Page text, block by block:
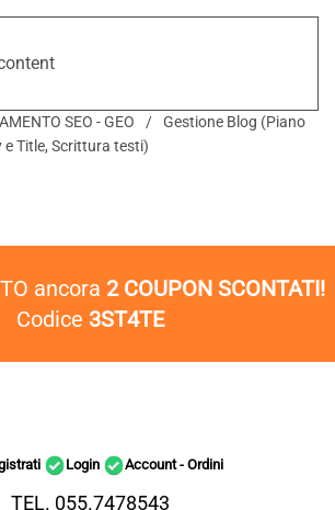
SEO - GEO
Gestione Blog (Piano
e Title, Scrittura testi)
ancora 2 COUPON SCONTATI!
Codice 3ST4TE
Login Account - Ordini
TEL. 055.7478543